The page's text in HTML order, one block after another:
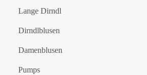
Lange Dirndl
Dirndlblusen
Damenblusen
Pumps